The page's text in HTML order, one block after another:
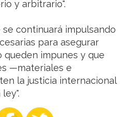
y arbitrario".
continuará impulsando
para asegurar
queden impunes y que
—materiales e
la justicia internacional